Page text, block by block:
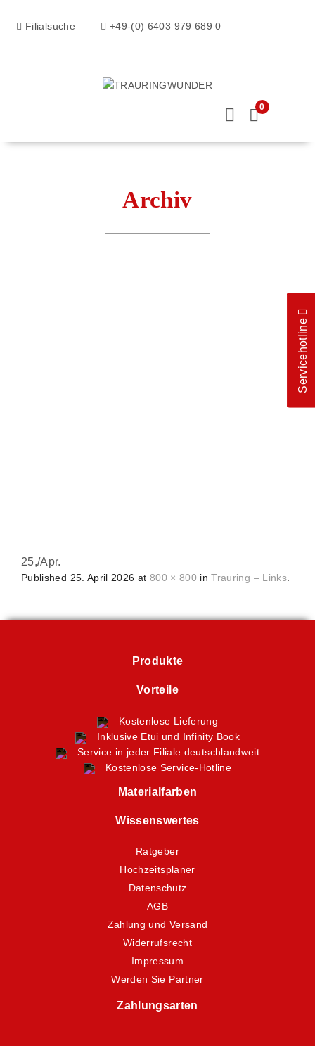
Filialsuche +49-(0) 6403 979 689 0
0
Archiv
25,/Apr.
Published 25. April 2026 at 800 × 800 inTrauring – Links.
Produkte
Vorteile
Kostenlose Lieferung
Inklusive Etui und Infinity Book
Service in jeder Filiale deutschlandweit
Kostenlose Service-Hotline
Materialfarben
Wissenswertes
Ratgeber
Hochzeitsplaner
Datenschutz
AGB
Zahlung und Versand
Widerrufsrecht
Impressum
Werden Sie Partner
Zahlungsarten
Servicehotline